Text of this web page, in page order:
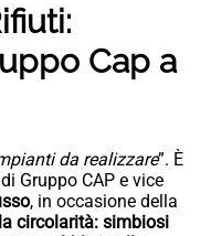
Cap a
da realizzare”. È
Gruppo CAP e vice
, in occasione della
circolarità: simbiosi